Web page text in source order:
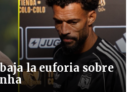
la euforia sobre